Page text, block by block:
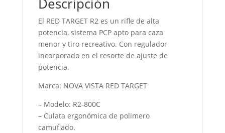
El RED TARGET R2 es un rifle de alta
potencia, sistema PCP apto para caza
menor y tiro recreativo. Con regulador
incorporado en el resorte de ajuste de
potencia.
Marca: NOVA VISTA RED TARGET
– Modelo: R2-800C
– Culata ergonómica de polimero
camuflado.